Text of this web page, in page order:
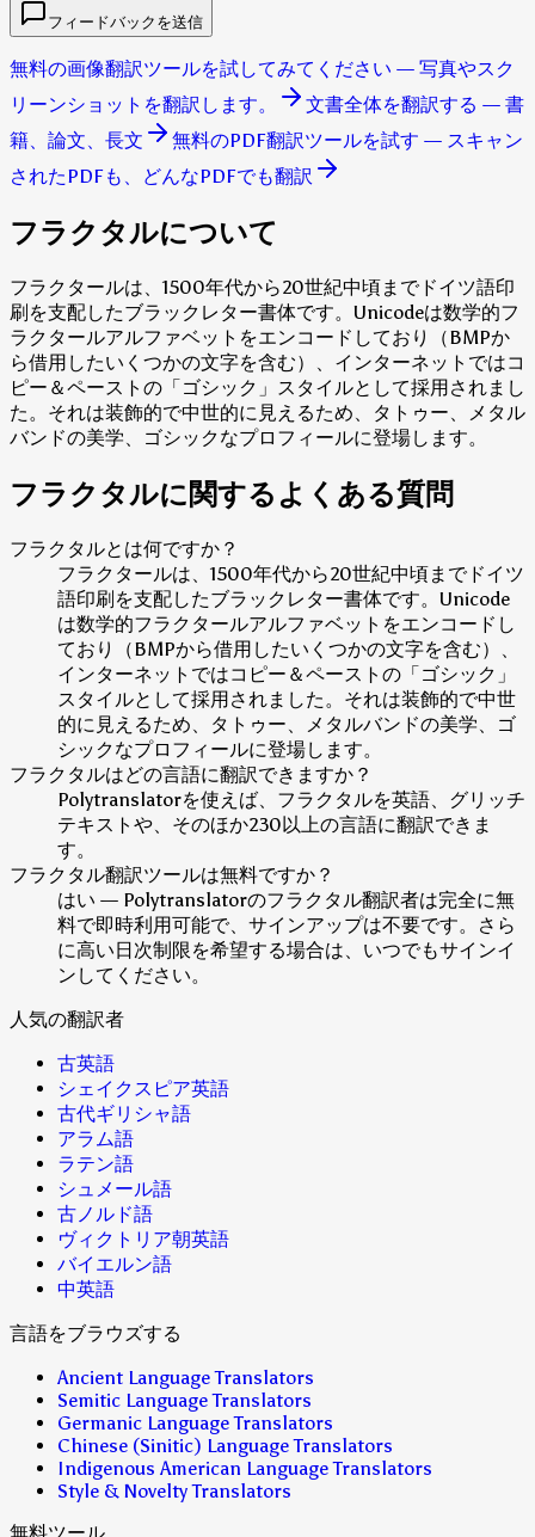
フィードバックを送信
無料の画像翻訳ツールを試してみてください — 写真やスク
リーンショットを翻訳します。
文書全体を翻訳する — 書
籍、論文、長文
無料のPDF翻訳ツールを試す — スキャン
されたPDFも、どんなPDFでも翻訳
フラクタルについて
フラクタールは、1500年代から20世紀中頃までドイツ語印
刷を支配したブラックレター書体です。Unicodeは数学的フ
ラクタールアルファベットをエンコードしており（BMPか
ら借用したいくつかの文字を含む）、インターネットではコ
ピー＆ペーストの「ゴシック」スタイルとして採用されまし
た。それは装飾的で中世的に見えるため、タトゥー、メタル
バンドの美学、ゴシックなプロフィールに登場します。
フラクタルに関するよくある質問
フラクタルとは何ですか？
フラクタールは、1500年代から20世紀中頃までドイツ
語印刷を支配したブラックレター書体です。Unicode
は数学的フラクタールアルファベットをエンコードし
ており（BMPから借用したいくつかの文字を含む）、
インターネットではコピー＆ペーストの「ゴシック」
スタイルとして採用されました。それは装飾的で中世
的に見えるため、タトゥー、メタルバンドの美学、ゴ
シックなプロフィールに登場します。
フラクタルはどの言語に翻訳できますか？
Polytranslatorを使えば、フラクタルを英語、グリッチ
テキストや、そのほか230以上の言語に翻訳できま
す。
フラクタル翻訳ツールは無料ですか？
はい — Polytranslatorのフラクタル翻訳者は完全に無
料で即時利用可能で、サインアップは不要です。さら
に高い日次制限を希望する場合は、いつでもサインイ
ンしてください。
人気の翻訳者
古英語
シェイクスピア英語
古代ギリシャ語
アラム語
ラテン語
シュメール語
古ノルド語
ヴィクトリア朝英語
バイエルン語
中英語
言語をブラウズする
Ancient Language Translators
Semitic Language Translators
Germanic Language Translators
Chinese (Sinitic) Language Translators
Indigenous American Language Translators
Style & Novelty Translators
無料ツール